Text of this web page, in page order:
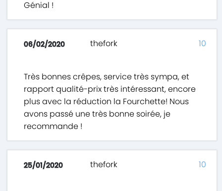
Génial !
06/02/2020 thefork
Très bonnes crêpes, service très sympa, et
rapport qualité-prix très intéressant, encore
plus avec la réduction la Fourchette! Nous
avons passé une très bonne soirée, je
recommande !
10
25/01/2020 thefork 10